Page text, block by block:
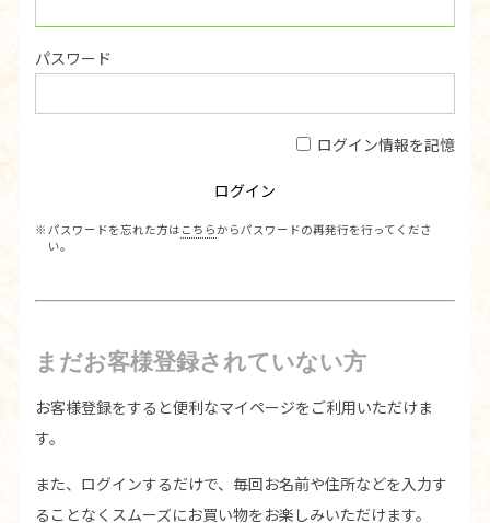
パスワード
ログイン情報を記憶
パスワードを忘れた方は こちらからパスワードの再発行を行ってくださ
い。
まだお客様登録されていない方
お客様登録をすると便利なマイページをご利用いただけま
す。
また、ログインするだけで、毎回お名前や住所などを入力す
ることなくスムーズにお買い物をお楽しみいただけます。